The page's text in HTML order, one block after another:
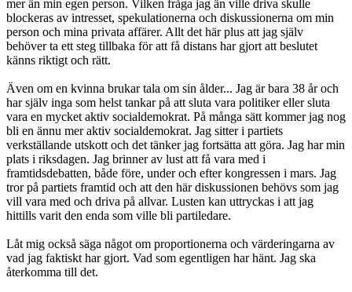
mer än min egen person. Vilken fråga jag än ville driva skulle
blockeras av intresset, spekulationerna och diskussionerna om min
person och mina privata affärer. Allt det här plus att jag själv
behöver ta ett steg tillbaka för att få distans har gjort att beslutet
känns riktigt och rätt.
Även om en kvinna brukar tala om sin ålder... Jag är bara 38 år och
har själv inga som helst tankar på att sluta vara politiker eller sluta
vara en mycket aktiv socialdemokrat. På många sätt kommer jag nog
bli en ännu mer aktiv socialdemokrat. Jag sitter i partiets
verkställande utskott och det tänker jag fortsätta att göra. Jag har min
plats i riksdagen. Jag brinner av lust att få vara med i
framtidsdebatten, både före, under och efter kongressen i mars. Jag
tror på partiets framtid och att den här diskussionen behövs som jag
vill vara med och driva på allvar. Lusten kan uttryckas i att jag
hittills varit den enda som ville bli partiledare.
Låt mig också säga något om proportionerna och värderingarna av
vad jag faktiskt har gjort. Vad som egentligen har hänt. Jag ska
återkomma till det.